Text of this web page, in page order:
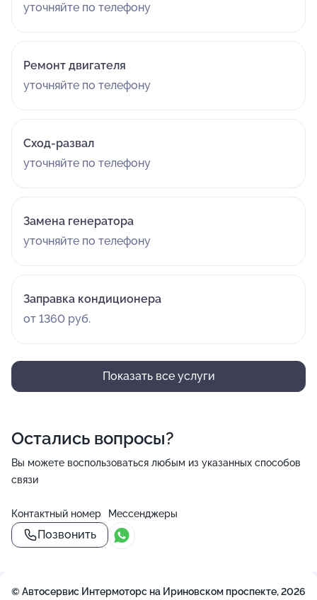
уточняйте по телефону
Ремонт двигателя
уточняйте по телефону
Сход-развал
уточняйте по телефону
Замена генератора
уточняйте по телефону
Заправка кондиционера
от 1360 руб.
Показать все услуги
Остались вопросы?
Вы можете воспользоваться любым из указанных способов
связи
Контактный номер
Позвонить
Мессенджеры
© Автосервис Интермоторс на Ириновском проспекте, 2026